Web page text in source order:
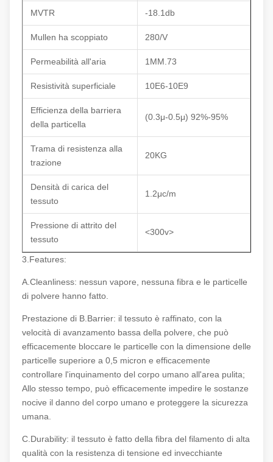
MVTR -18.1db
Mullen ha scoppiato 280/V
Permeabilità all'aria 1MM.73
Resistività superficiale 10E6-10E9
Efficienza della barriera
della particella
(0.3μ-0.5μ) 92%-95%
Trama di resistenza alla
trazione
20KG
Densità di carica del
tessuto
1.2μc/m
Pressione di attrito del
tessuto
<300v>
3.Features:
A.Cleanliness: nessun vapore, nessuna fibra e le particelle
di polvere hanno fatto.
Prestazione di B.Barrier: il tessuto è raffinato, con la
velocità di avanzamento bassa della polvere, che può
efficacemente bloccare le particelle con la dimensione delle
particelle superiore a 0,5 micron e efficacemente
controllare l'inquinamento del corpo umano all'area pulita;
Allo stesso tempo, può efficacemente impedire le sostanze
nocive il danno del corpo umano e proteggere la sicurezza
umana.
C.Durability: il tessuto è fatto della fibra del filamento di alta
qualità con la resistenza di tensione ed invecchiante